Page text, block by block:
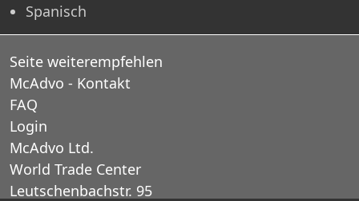
Spanisch
Seite weiterempfehlen
McAdvo - Kontakt
FAQ
Login
McAdvo Ltd.
World Trade Center
Leutschenbachstr. 95